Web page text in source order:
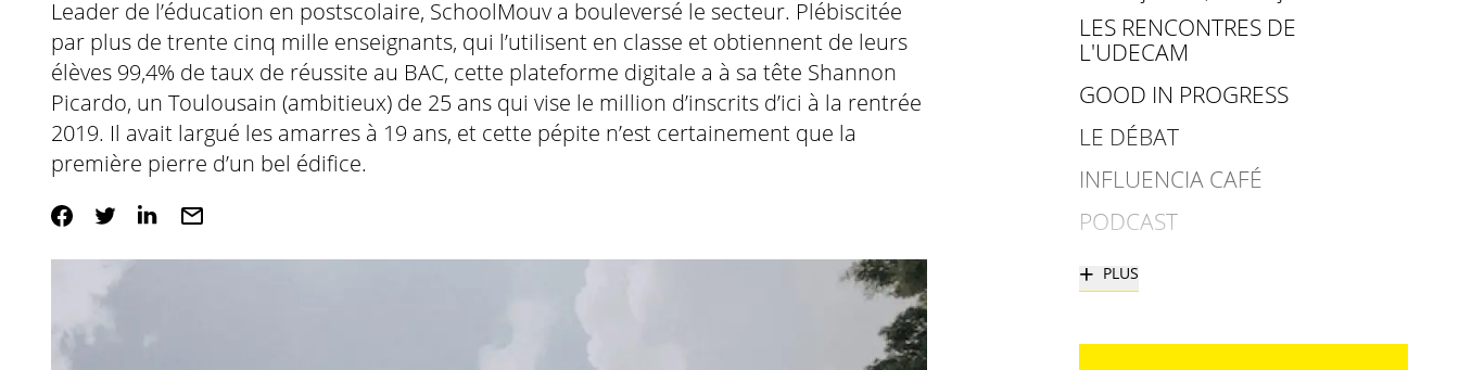
Leader de l’éducation en postscolaire, SchoolMouv a bouleversé le secteur. Plébiscitée
par plus de trente cinq mille enseignants, qui l’utilisent en classe et obtiennent de leurs
élèves 99,4% de taux de réussite au BAC, cette plateforme digitale a à sa tête Shannon
Picardo, un Toulousain (ambitieux) de 25 ans qui vise le million d’inscrits d’ici à la rentrée
2019. Il avait largué les amarres à 19 ans, et cette pépite n’est certainement que la
première pierre d’un bel édifice.
LES RENCONTRES DE
L'UDECAM
GOOD IN PROGRESS
LE DÉBAT
INFLUENCIA CAFÉ
PODCAST
+ PLUS